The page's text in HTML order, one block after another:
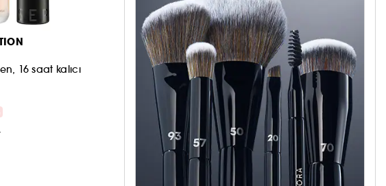
16 saat kalıcı